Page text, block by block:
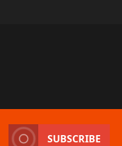
SUBSCRIBE